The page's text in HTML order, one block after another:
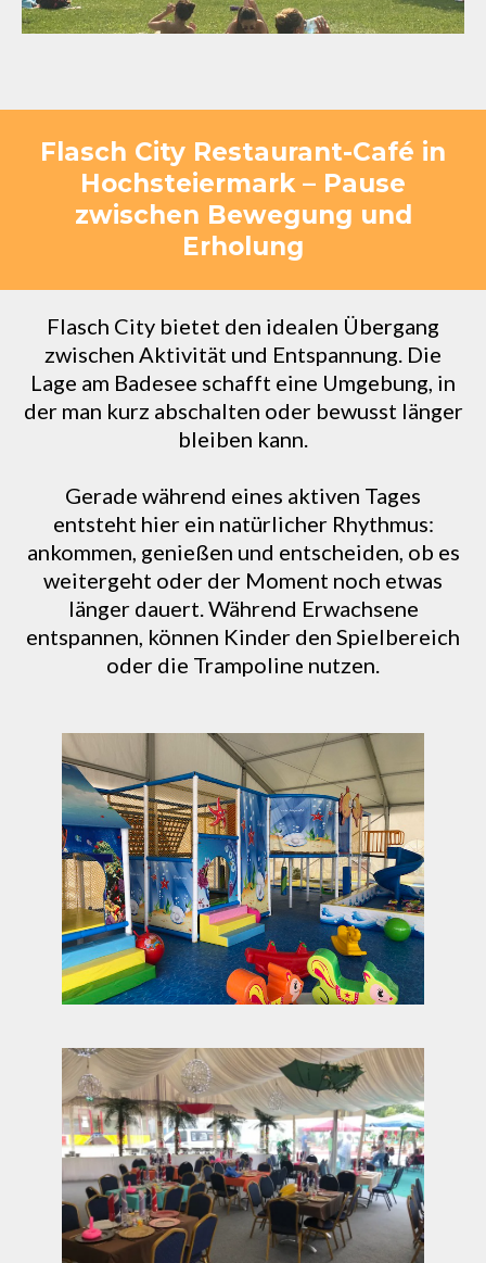
Flasch City Restaurant-Café in
Hochsteiermark – Pause
zwischen Bewegung und
Erholung
Flasch City bietet den idealen Übergang
zwischen Aktivität und Entspannung. Die
Lage am Badesee schafft eine Umgebung, in
der man kurz abschalten oder bewusst länger
bleiben kann.
Gerade während eines aktiven Tages
entsteht hier ein natürlicher Rhythmus:
ankommen, genießen und entscheiden, ob es
weitergeht oder der Moment noch etwas
länger dauert. Während Erwachsene
entspannen, können Kinder den Spielbereich
oder die Trampoline nutzen.